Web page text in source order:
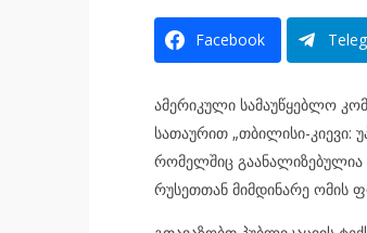
Facebook
ამერიკული სამაუწყებლო
სათაურით „თბილისი-კიევი:
რომელშიც
რუსეთთან მიმდინარე ომის